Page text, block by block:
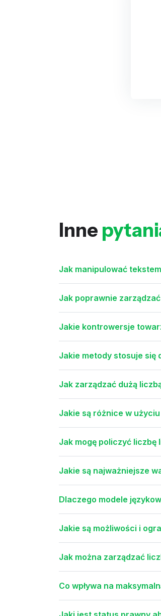
Inne
Jak manipulować
Jak poprawnie
Jakie kontrowersje
Jakie metody stosuje
Jak zarządzać dużą
Jakie są różnice w
Jak mogę policzyć liczbę
Jakie są najważniejsze
Dlaczego modele
Jakie są możliwości i
Jak można zarządzać
Co wpływa na